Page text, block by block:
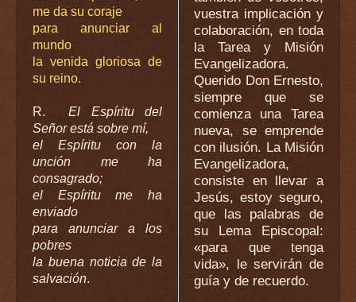
me da su coraje
para anunciar al
mundo
la venida gloriosa de
su reino.
R.
El Espíritu del
Señor está sobre mí,
el Espíritu con la
unción me ha
consagrado;
el Espíritu me ha
enviado
para anunciar a los
pobres
la buena noticia de la
salvación.
vuestra implicación y
colaboración, en toda
la Tarea y Misión
Evangelizadora.
Querido Don Ernesto,
siempre que se
comienza una Tarea
nueva, se emprende
con ilusión. La Misión
Evangelizadora,
consiste en llevar a
Jesús, estoy seguro,
que las palabras de
su Lema Episcopal:
«para que tenga
vida», le servirán de
guía y de recuerdo.